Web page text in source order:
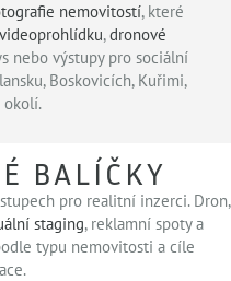
nemovitostí, které
videoprohlídku,dronové
nebo výstupy pro sociální
Boskovicích, Kuřimi,
okolí.
BALÍČKY
pro realitní inzerci. Dron,
staging, reklamní spoty a
typu nemovitosti a cíle